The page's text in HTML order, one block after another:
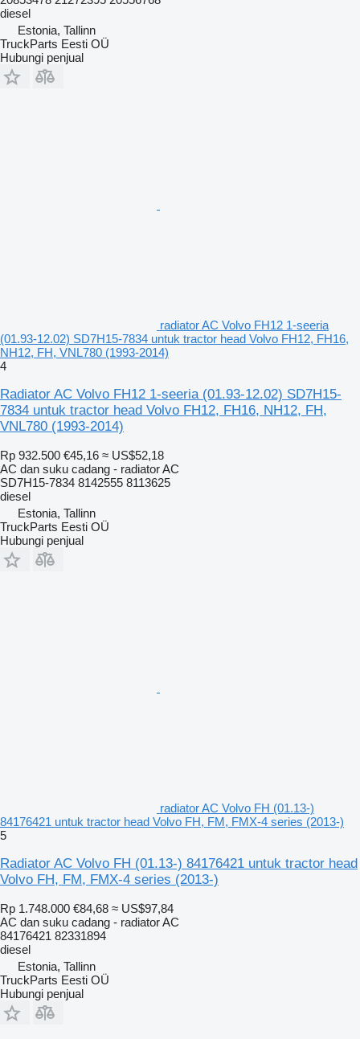
diesel
Estonia, Tallinn
TruckParts Eesti OÜ
Hubungi penjual
radiator AC Volvo FH12 1-seeria
(01.93-12.02) SD7H15-7834 untuk tractor head Volvo FH12, FH16,
NH12, FH, VNL780 (1993-2014)
4
Radiator AC Volvo FH12 1-seeria (01.93-12.02) SD7H15-
7834 untuk tractor head Volvo FH12, FH16, NH12, FH,
VNL780 (1993-2014)
Rp 932.500 €45,16 ≈ US$52,18
AC dan suku cadang - radiator AC
SD7H15-7834 8142555 8113625
diesel
Estonia, Tallinn
TruckParts Eesti OÜ
Hubungi penjual
radiator AC Volvo FH (01.13-)
84176421 untuk tractor head Volvo FH, FM, FMX-4 series (2013-)
5
Radiator AC Volvo FH (01.13-) 84176421 untuk tractor head
Volvo FH, FM, FMX-4 series (2013-)
Rp 1.748.000 €84,68 ≈ US$97,84
AC dan suku cadang - radiator AC
84176421 82331894
diesel
Estonia, Tallinn
TruckParts Eesti OÜ
Hubungi penjual